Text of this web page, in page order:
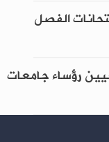
الفصل
رؤساء جامعات